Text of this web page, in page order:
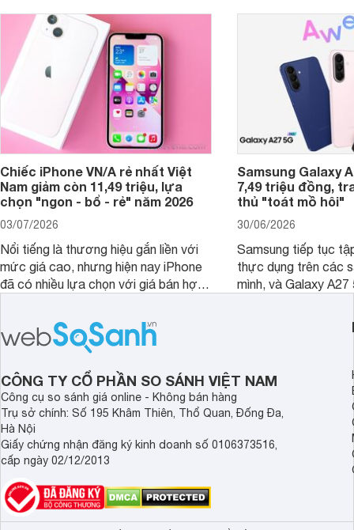
Chiếc iPhone VN/A rẻ nhất Việt
Nam giảm còn 11,49 triệu, lựa
chọn "ngon - bổ - rẻ" năm 2026
03/07/2026
Nổi tiếng là thương hiệu gắn liền với
mức giá cao, nhưng hiện nay iPhone
đã có nhiều lựa chọn với giá bán hợp
cận sản phẩm chính hãng.
Samsung Galaxy
7,49 triệu đồng,
thủ "toát mồ hôi"
30/06/2026
Samsung tiếp tục
thực dụng trên các
mình, và Galaxy
tới cho người dùng
lượng với nhiều
CÔNG TY CỔ PHẦN SO SÁNH VIỆT NAM
Công cụ so sánh giá online - Không bán hàng
Trụ sở chính: Số 195 Khâm Thiên, Thổ Quan, Đống Đa,
Hà Nội
Giấy chứng nhận đăng ký kinh doanh số 0106373516,
cấp ngày 02/12/2013